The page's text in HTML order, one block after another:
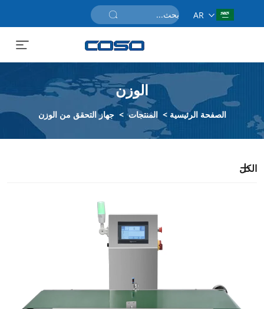
AR
احصل على عرض سعر
الوزن
الصفحة الرئيسية >المنتجات>جهاز التحقق من الوزن
الكل